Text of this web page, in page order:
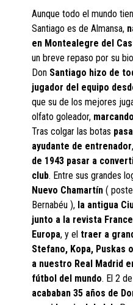
Aunque todo el mundo
Santiago es de Almansa,
en Montealegre del
un breve repaso por su
Don Santiago hizo de
jugador del equipo
que su de los mejores
olfato goleador,
Tras colgar las botas
ayudante de entrenador
de 1943 pasar a
club. Entre sus grandes
Nuevo Chamartín(
Bernabéu ), la antigua
junto a la revista
Europa, y el traer a
Stefano, Kopa, Puskas
a nuestro Real Madrid
fútbol del mundo. El 2
acababan 35 años de